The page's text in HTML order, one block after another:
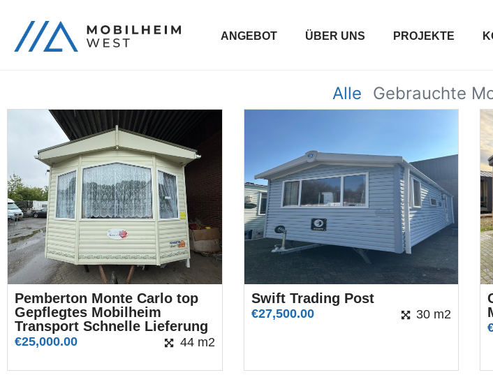
ANGEBOT ÜBER UNS PROJEKTE
Gebrauchte
Alle
Pemberton Monte Carlo top
Gepflegtes Mobilheim
Transport Schnelle Lieferung
€25,000.00 44 m2
Swift Trading Post
€27,500.00 30 m2